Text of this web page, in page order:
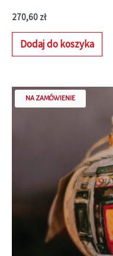
270,60 zł
Dodaj do koszyka
NA ZAMÓWIENIE